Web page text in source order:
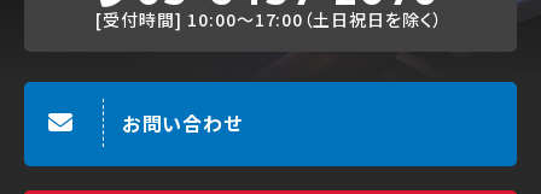
[受付時間] 10:00～17:00（土日祝日を除く）
お問い合わせ